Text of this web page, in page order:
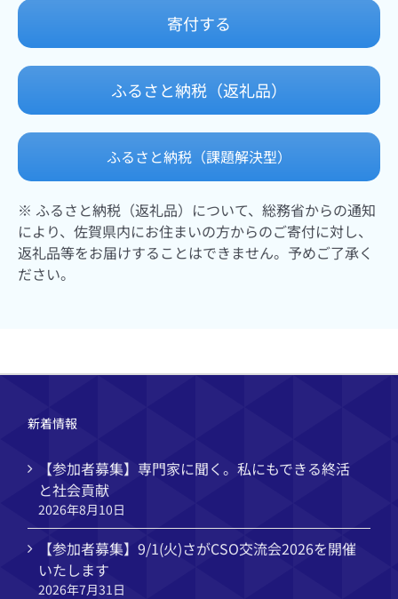
寄付する
ふるさと納税（返礼品）
ふるさと納税（課題解決型）
※ ふるさと納税（返礼品）について、総務省からの通知
により、佐賀県内にお住まいの方からのご寄付に対し、
返礼品等をお届けすることはできません。予めご了承く
ださい。
新着情報
【参加者募集】専門家に聞く。私にもできる終活
と社会貢献
2026年8月10日
【参加者募集】9/1(火)さがCSO交流会2026を開催
いたします
2026年7月31日